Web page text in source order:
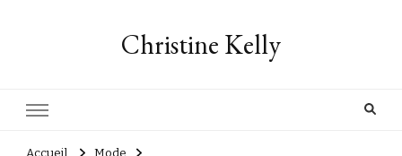
Christine Kelly